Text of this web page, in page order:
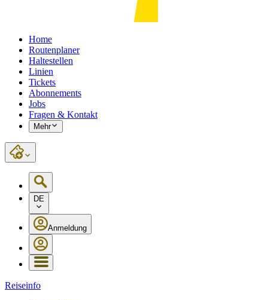
Home
Routenplaner
Haltestellen
Linien
Tickets
Abonnements
Jobs
Fragen & Kontakt
Mehr
DE
Anmeldung
Reiseinfo